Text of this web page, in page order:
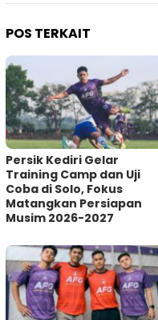
POS TERKAIT
Persik Kediri Gelar
Training Camp dan Uji
Coba di Solo, Fokus
Matangkan Persiapan
Musim 2026-2027